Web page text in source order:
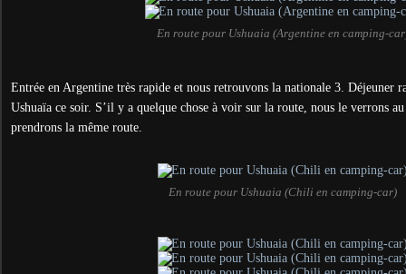
En route pour Ushuaia (Argentine en camping-
Entrée en Argentine très rapide et nous retrouvons la nationale 3. Déjeuner
Ushuaïa ce soir. S’il y a quelque chose à voir sur la route, nous le verrons
prendrons la même route.
En route pour Ushuaia (Chili en camping-car)